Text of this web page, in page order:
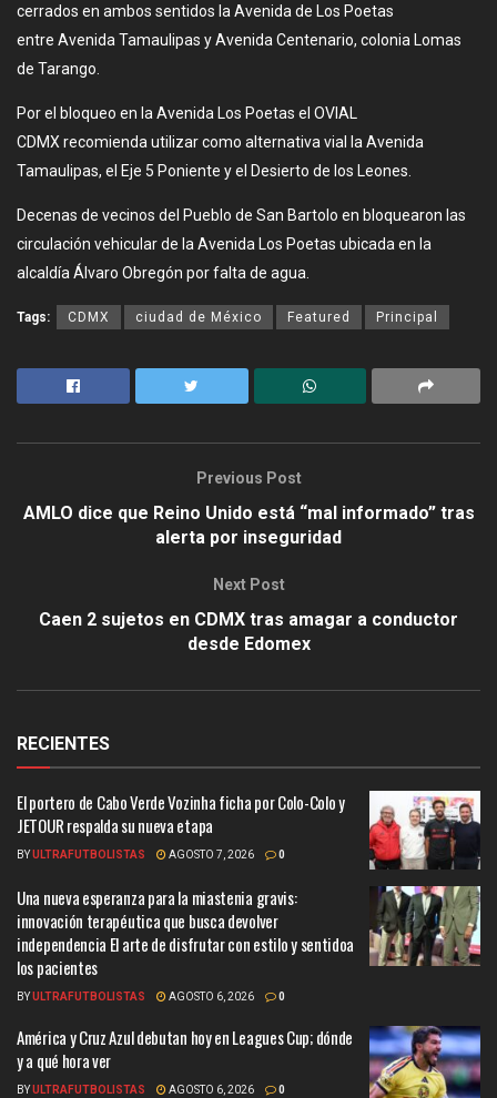
cerrados en ambos sentidos la Avenida de Los Poetas
entre Avenida Tamaulipas y Avenida Centenario, colonia Lomas
de Tarango.
Por el bloqueo en la Avenida Los Poetas el OVIAL
CDMX recomienda utilizar como alternativa vial la Avenida
Tamaulipas, el Eje 5 Poniente y el Desierto de los Leones.
Decenas de vecinos del Pueblo de San Bartolo en bloquearon las
circulación vehicular de la Avenida Los Poetas ubicada en la
alcaldía Álvaro Obregón por falta de agua.
Tags: CDMX ciudad de México Featured Principal
Previous Post
AMLO dice que Reino Unido está “mal informado” tras
alerta por inseguridad
Next Post
Caen 2 sujetos en CDMX tras amagar a conductor
desde Edomex
RECIENTES
El portero de Cabo Verde Vozinha ficha por Colo-Colo y
JETOUR respalda su nueva etapa
BYULTRAFUTBOLISTAS AGOSTO 7, 2026 0
Una nueva esperanza para la miastenia gravis:
innovación terapéutica que busca devolver
independencia El arte de disfrutar con estilo y sentidoa
los pacientes
BYULTRAFUTBOLISTAS AGOSTO 6, 2026 0
América y Cruz Azul debutan hoy en Leagues Cup; dónde
y a qué hora ver
BYULTRAFUTBOLISTAS AGOSTO 6, 2026 0